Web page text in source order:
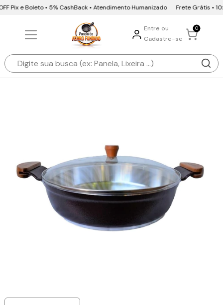
Pix e Boleto • 5% CashBack • Atendimento Humanizado Frete Grátis • 10x
Entre ou
Cadastre-se
0